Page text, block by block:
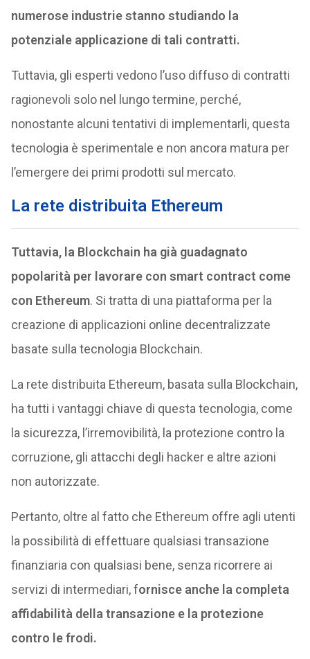
numerose industrie stanno studiando la
potenziale applicazione di tali contratti.
Tuttavia, gli esperti vedono l’uso diffuso di contratti
ragionevoli solo nel lungo termine, perché,
nonostante alcuni tentativi di implementarli, questa
tecnologia è sperimentale e non ancora matura per
l’emergere dei primi prodotti sul mercato.
La rete distribuita Ethereum
Tuttavia, la Blockchain ha già guadagnato
popolarità per lavorare con smart contract come
con Ethereum. Si tratta di una piattaforma per la
creazione di applicazioni online decentralizzate
basate sulla tecnologia Blockchain.
La rete distribuita Ethereum, basata sulla Blockchain,
ha tutti i vantaggi chiave di questa tecnologia, come
la sicurezza, l’irremovibilità, la protezione contro la
corruzione, gli attacchi degli hacker e altre azioni
non autorizzate.
Pertanto, oltre al fatto che Ethereum offre agli utenti
la possibilità di effettuare qualsiasi transazione
finanziaria con qualsiasi bene, senza ricorrere ai
servizi di intermediari, fornisce anche la completa
affidabilità della transazione e la protezione
contro le frodi.